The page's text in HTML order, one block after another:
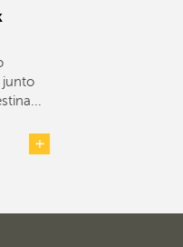
junto